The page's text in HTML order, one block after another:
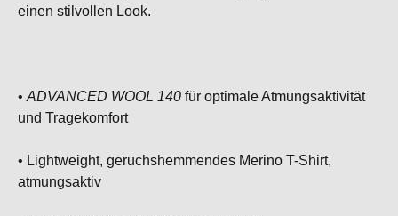
einen stilvollen Look.
• ADVANCED WOOL 140 für optimale Atmungsaktivität
und Tragekomfort
• Lightweight, geruchshemmendes Merino T-Shirt,
atmungsaktiv